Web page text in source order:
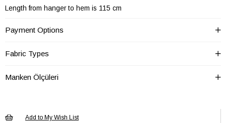
Length from hanger to hem is 115 cm
It has an elastic back and buttons at the front, and thanks to the
strap adjustments, it fits every body type.
in the first wash. Product dimensions are given taking into account
Payment Options
Fabric Types
Manken Ölçüleri
Add to My Wish List